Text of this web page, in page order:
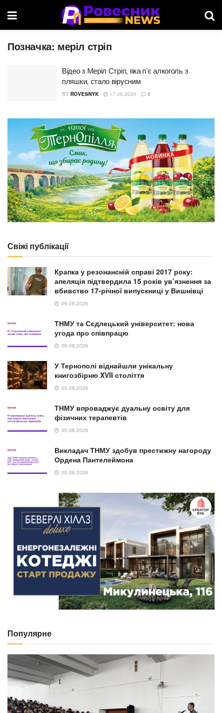
Позначка: меріл стріп
Відео з Меріл Стріп, яка п’є алкоголь з
пляшки, стало вірусним
BY ROVESNYK 17.05.2020 0
Свіжі публікації
Крапка у резонансній справі 2017 року:
апеляція підтвердила 15 років ув’язнення за
вбивство 17-річної випускниці у Вишнівці
06.08.2026
ТНМУ та Сєдлецький університет: нова
угода про співпрацю
06.08.2026
У Тернополі віднайшли унікальну
книгозбірню XVII століття
05.08.2026
ТНМУ впроваджує дуальну освіту для
фізичних терапевтів
05.08.2026
Викладач ТНМУ здобув престижну нагороду
Ордена Пантелеймона
05.08.2026
Популярне